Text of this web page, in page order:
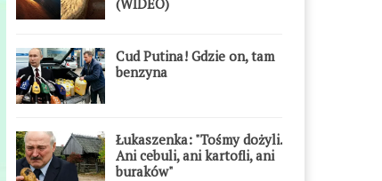
Cud Putina! Gdzie on, tam
benzyna
Łukaszenka: "Tośmy dożyli.
Ani cebuli, ani kartofli, ani
buraków"